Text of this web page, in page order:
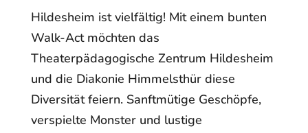
Hildesheim ist vielfältig! Mit einem bunten
Walk-Act möchten das
Theaterpädagogische Zentrum Hildesheim
und die Diakonie Himmelsthür diese
Diversität feiern. Sanftmütige Geschöpfe,
verspielte Monster und lustige